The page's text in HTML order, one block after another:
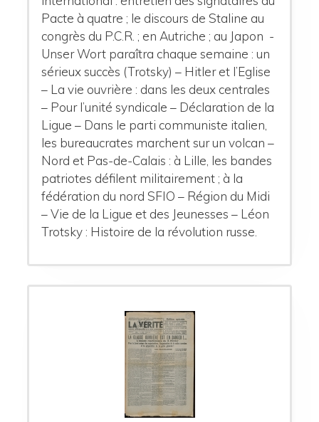
Pacte à quatre ; le discours de Staline au
congrès du P.C.R. ; en Autriche ; au Japon -
Unser Wort paraîtra chaque semaine : un
sérieux succès (Trotsky) – Hitler et l’Eglise
– La vie ouvrière : dans les deux centrales
– Pour l’unité syndicale – Déclaration de la
Ligue – Dans le parti communiste italien,
les bureaucrates marchent sur un volcan –
Nord et Pas-de-Calais : à Lille, les bandes
patriotes défilent militairement ; à la
fédération du nord SFIO – Région du Midi
– Vie de la Ligue et des Jeunesses – Léon
Trotsky : Histoire de la révolution russe.